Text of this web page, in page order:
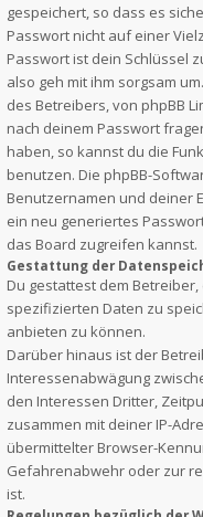
gespeichert, so dass es
Passwort nicht auf einer
Passwort ist dein Schlüssel
also geh mit ihm sorgsam
des Betreibers, von phpBB
nach deinem Passwort
haben, so kannst du die
benutzen. Die phpBB-
Benutzernamen und deiner
ein neu generiertes
das Board zugreifen kannst.
Gestattung der
Du gestattest dem
spezifizierten Daten zu
anbieten zu können.
Darüber hinaus ist der
Interessenabwägung
den Interessen Dritter,
zusammen mit deiner IP-
übermittelter Browser-
Gefahrenabwehr oder zur
ist.